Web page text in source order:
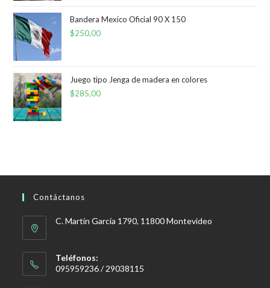
Bandera Mexico Oficial 90 X 150
$250,00
Juego tipo Jenga de madera en colores
$285,00
Contáctanos
C. Martín García 1790, 11800 Montevideo
Teléfonos:
095959236 / 29038115